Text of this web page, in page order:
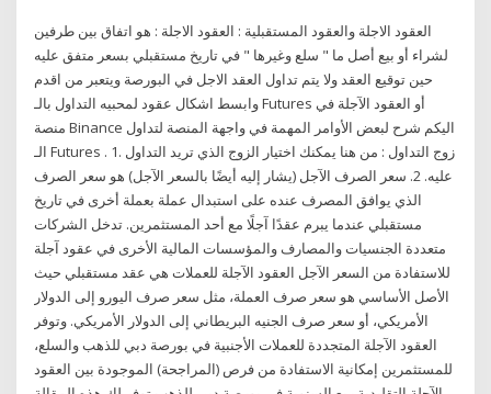
العقود الاجلة والعقود المستقبلية : العقود الاجلة : هو اتفاق بين طرفين
لشراء أو بيع أصل ما " سلع وغيرها " في تاريخ مستقبلي بسعر متفق عليه
حين توقيع العقد ولا يتم تداول العقد الاجل في البورصة ويتعبر من اقدم
وابسط اشكال عقود لمحبيه التداول بالـ Futures أو العقود الآجلة في
منصة Binance اليكم شرح لبعض الأوامر المهمة في واجهة المنصة لتداول
الـ Futures . 1. زوج التداول : من هنا يمكنك اختيار الزوج الذي تريد التداول
عليه. 2. سعر الصرف الآجل (يشار إليه أيضًا بالسعر الآجل) هو سعر الصرف
الذي يوافق المصرف عنده على استبدال عملة بعملة أخرى في تاريخ
مستقبلي عندما يبرم عقدًا آجلًا مع أحد المستثمرين. تدخل الشركات
متعددة الجنسيات والمصارف والمؤسسات المالية الأخرى في عقود آجلة
للاستفادة من السعر الآجل العقود الآجلة للعملات هي عقد مستقبلي حيث
الأصل الأساسي هو سعر صرف العملة، مثل سعر صرف اليورو إلى الدولار
الأمريكي، أو سعر صرف الجنيه البريطاني إلى الدولار الأمريكي. وتوفر
العقود الآجلة المتجددة للعملات الأجنبية في بورصة دبي للذهب والسلع،
للمستثمرين إمكانية الاستفادة من فرص (المراجحة) الموجودة بين العقود